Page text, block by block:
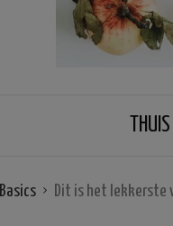
THUIS
Basics Dit is het lekkerste